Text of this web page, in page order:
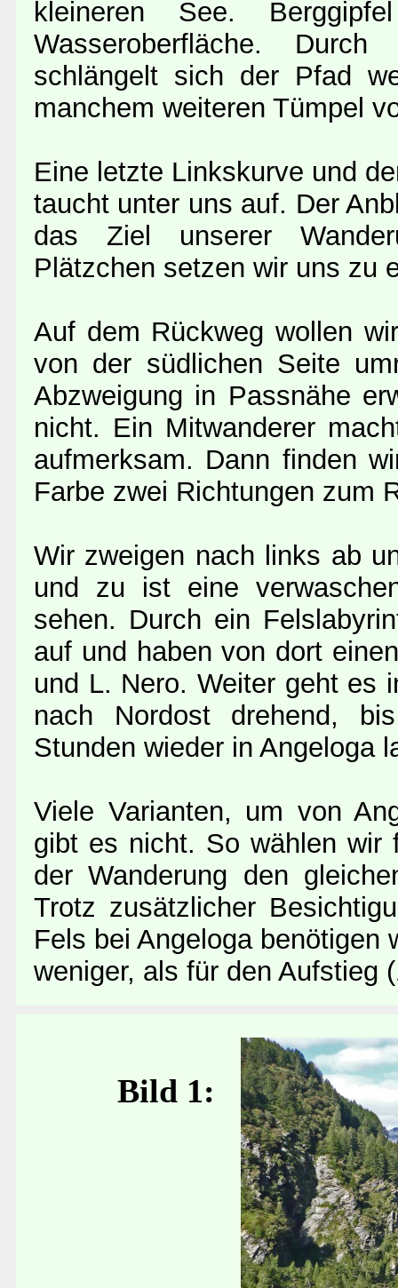
kleineren See.
Wasseroberfläche.
schlängelt sich der Pfad
manchem weiteren Tümpel
Eine letzte Linkskurve und
taucht unter uns auf. Der
das Ziel unserer
Plätzchen setzen wir uns zu
Auf dem Rückweg wollen
von der südlichen Seite
Abzweigung in Passnähe
nicht. Ein Mitwanderer
aufmerksam. Dann finden
Farbe zwei Richtungen zum
Wir zweigen nach links ab
und zu ist eine
sehen. Durch ein
auf und haben von dort
und L. Nero. Weiter geht es
nach Nordost drehend,
Stunden wieder in Angeloga
Viele Varianten, um von
gibt es nicht. So wählen wir
der Wanderung den
Trotz zusätzlicher
Fels bei Angeloga benötigen
weniger, als für den Aufstieg
Bild 1: